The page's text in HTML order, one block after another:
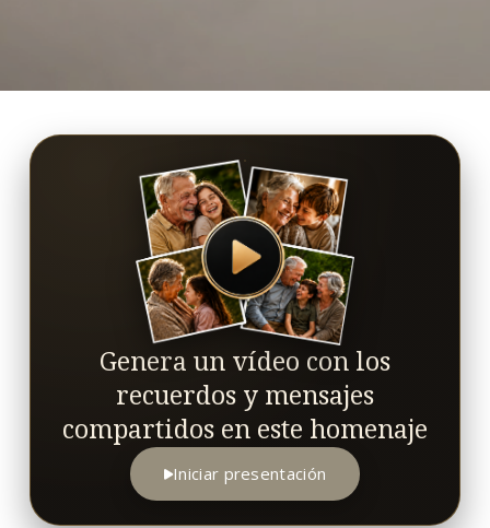
Genera un vídeo con los
recuerdos y mensajes
compartidos en este homenaje
Iniciar presentación